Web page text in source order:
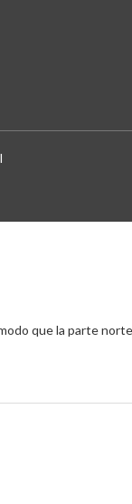
que la parte